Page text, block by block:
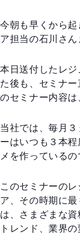
今朝も早くから
ア担当の石川さん
本日送付したレ
た後も、セミナ
のセミナー内容は
当社では、毎月
ーはいつも３本
メを作っているの
このセミナーの
ア、その時期に
は、さまざまな
トレンド、業界